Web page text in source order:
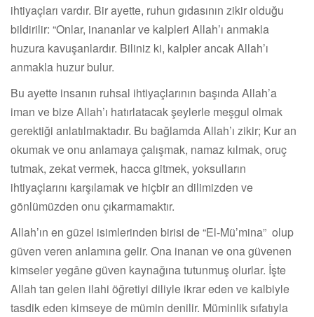
ihtiyaçları vardır. Bir ayette, ruhun gıdasının zikir olduğu
bildirilir: “Onlar, inananlar ve kalpleri Allah’ı anmakla
huzura kavuşanlardır. Biliniz ki, kalpler ancak Allah’ı
anmakla huzur bulur.
Bu ayette insanın ruhsal ihtiyaçlarının başında Allah’a
iman ve bize Allah’ı hatırlatacak şeylerle meşgul olmak
gerektiği anlatılmaktadır. Bu bağlamda Allah’ı zikir; Kur an
okumak ve onu anlamaya çalışmak, namaz kılmak, oruç
tutmak, zekat vermek, hacca gitmek, yoksulların
ihtiyaçlarını karşılamak ve hiçbir an dilimizden ve
gönlümüzden onu çıkarmamaktır.
Allah’ın en güzel isimlerinden birisi de “El-Mü’mina” olup
güven veren anlamına gelir. Ona inanan ve ona güvenen
kimseler yegâne güven kaynağına tutunmuş olurlar. İşte
Allah tan gelen ilahi öğretiyi diliyle ikrar eden ve kalbiyle
tasdik eden kimseye de mümin denilir. Müminlik sıfatıyla